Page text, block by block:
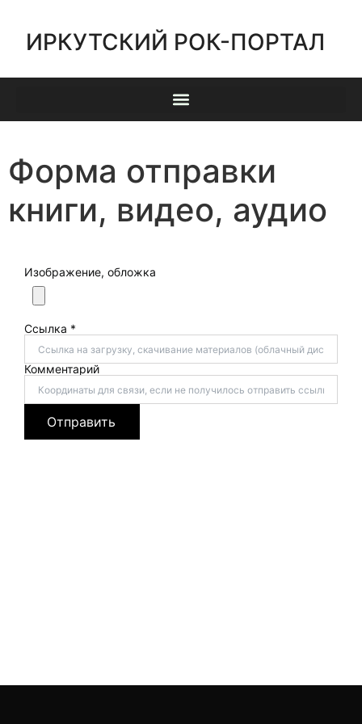
ИРКУТСКИЙ РОК-ПОРТАЛ
Форма отправки
книги, видео, аудио
Изображение, обложка
Ссылка *
Комментарий
Отправить